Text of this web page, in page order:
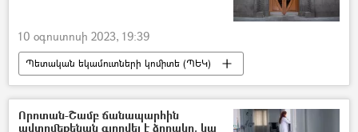
10 օգոստոսի 2023, 19:39
Պետական եկամուտների կոմիտե (ՊԵԿ)
վարկանիշ
Եվրասիական տնտեսական միություն (ԵԱՏՄ)
Որոտան-Շամբ ճանապարհին
ավտոմեքենան գլորվել է ձորակը. կա